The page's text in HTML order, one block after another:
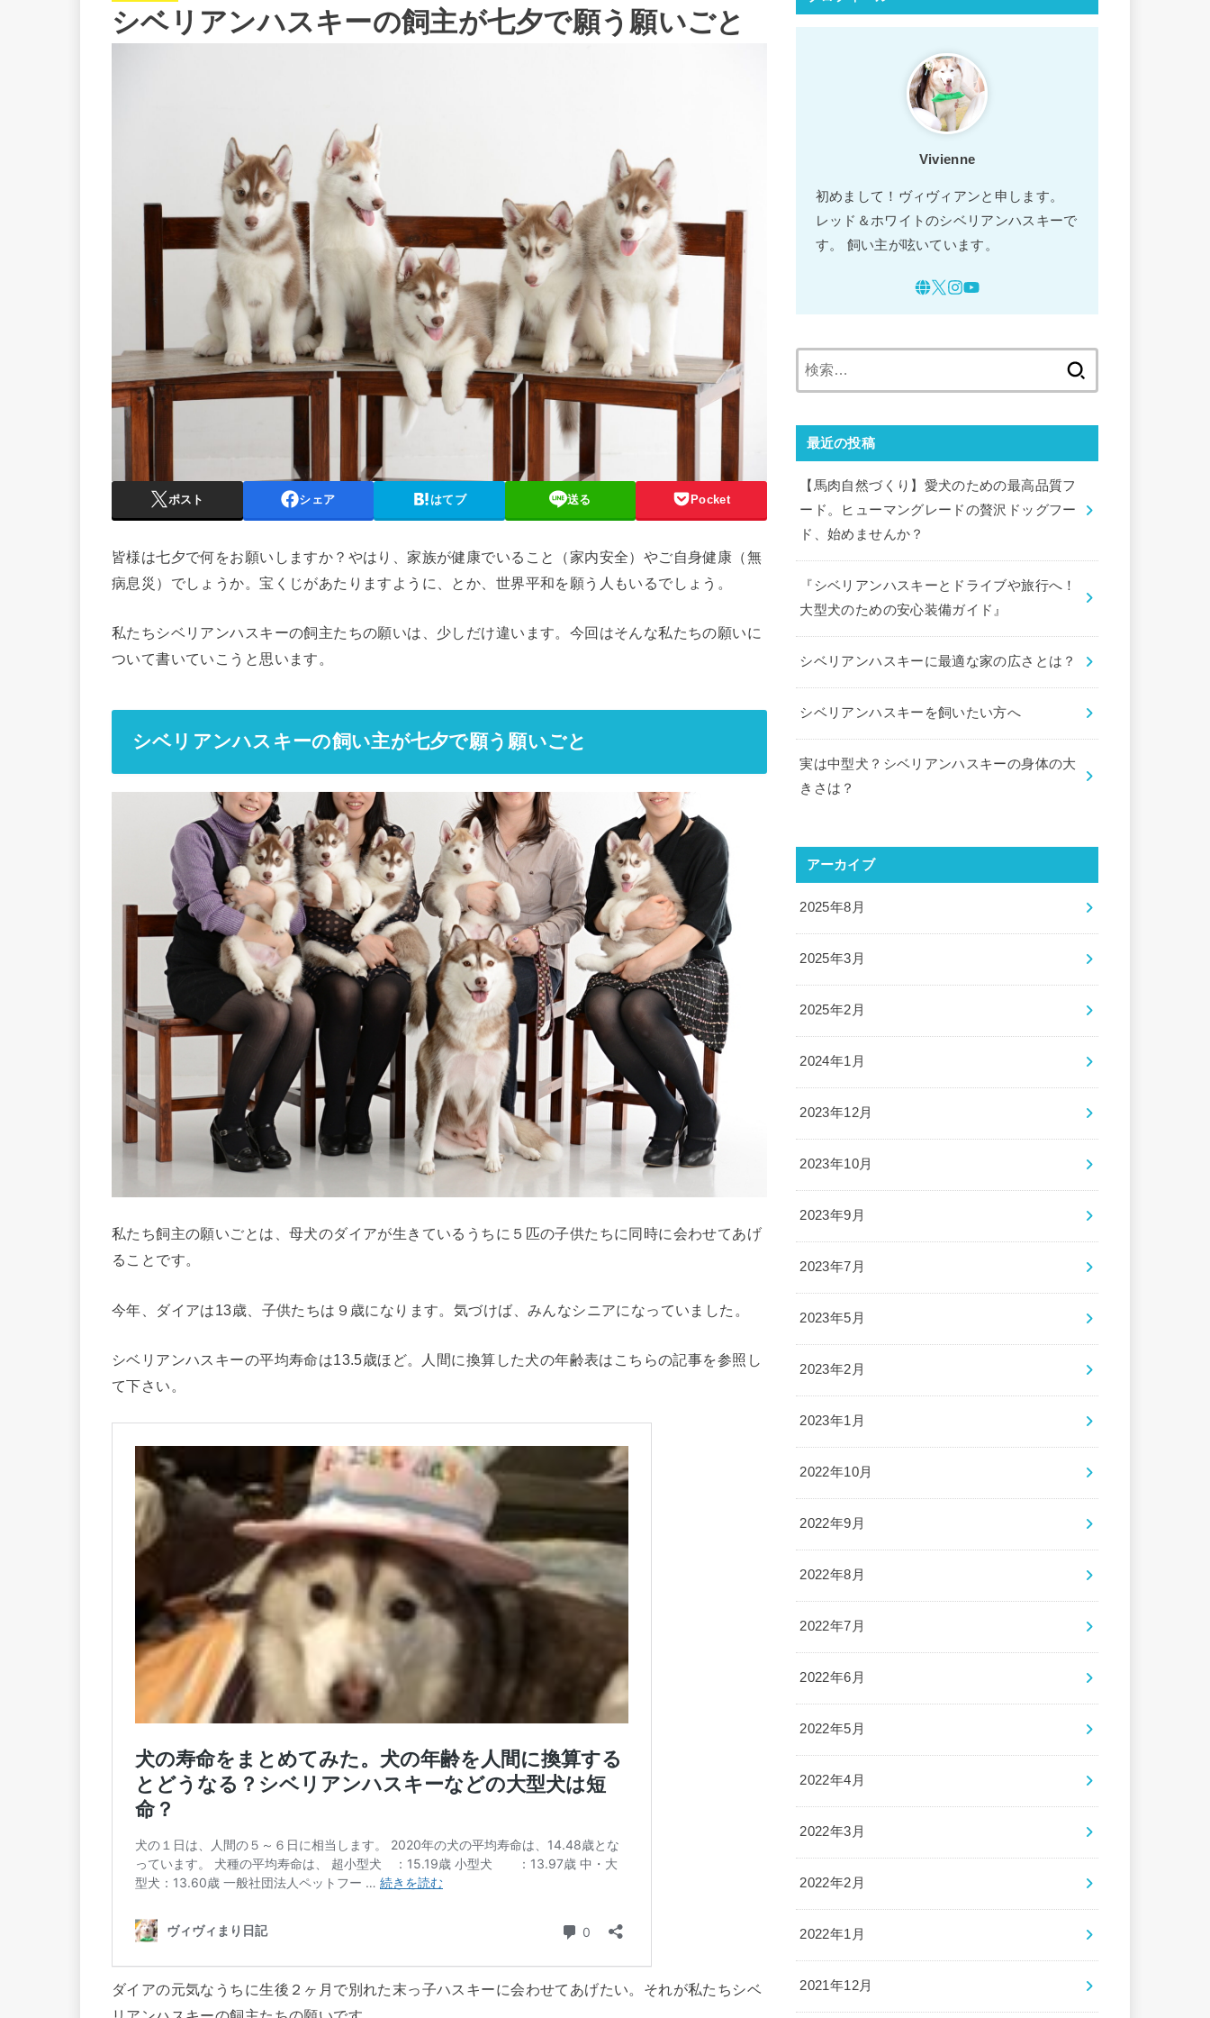
シベリアンハスキーの飼主が七夕で願う願いごと
ポスト シェア はてブ 送る Pocket
皆様は七夕で何をお願いしますか？やはり、家族が健康でいること（家内安全）やご自身健康（無
病息災）でしょうか。宝くじがあたりますように、とか、世界平和を願う人もいるでしょう。
私たちシベリアンハスキーの飼主たちの願いは、少しだけ違います。今回はそんな私たちの願いに
ついて書いていこうと思います。
シベリアンハスキーの飼い主が七夕で願う願いごと
私たち飼主の願いごとは、母犬のダイアが生きているうちに５匹の子供たちに同時に会わせてあげ
ることです。
今年、ダイアは13歳、子供たちは９歳になります。気づけば、みんなシニアになっていました。
シベリアンハスキーの平均寿命は13.5歳ほど。人間に換算した犬の年齢表はこちらの記事を参照し
て下さい。
ダイアの元気なうちに生後２ヶ月で別れた末っ子ハスキーに会わせてあげたい。それが私たちシベ
Vivienne
初めまして！ヴィヴィアンと申します。
レッド＆ホワイトのシベリアンハスキーで
す。 飼い主が呟いています。
最近の投稿
【馬肉自然づくり】愛犬のための最高品質フ
ード。ヒューマングレードの贅沢ドッグフー
ド、始めませんか？
『シベリアンハスキーとドライブや旅行へ！
大型犬のための安心装備ガイド』
シベリアンハスキーに最適な家の広さとは？
シベリアンハスキーを飼いたい方へ
実は中型犬？シベリアンハスキーの身体の大
きさは？
アーカイブ
2025年8月
2025年3月
2025年2月
2024年1月
2023年12月
2023年10月
2023年9月
2023年7月
2023年5月
2023年2月
2023年1月
2022年10月
2022年9月
2022年8月
2022年7月
2022年6月
2022年5月
2022年4月
2022年3月
2022年2月
2022年1月
2021年12月